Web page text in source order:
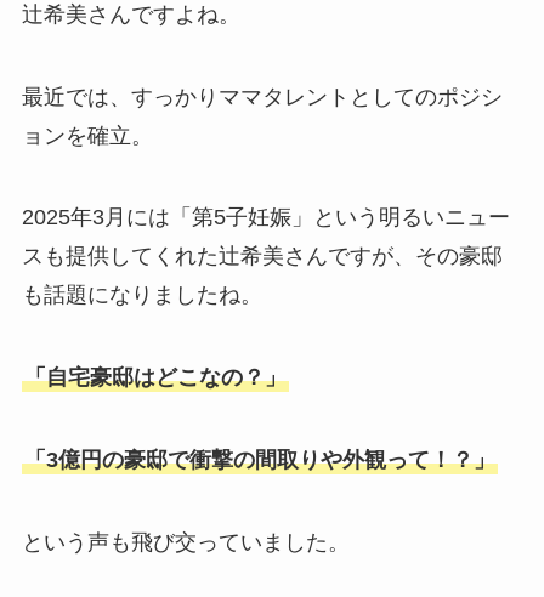
辻希美さんですよね。
最近では、すっかりママタレントとしてのポジシ
ョンを確立。
2025年3月には「第5子妊娠」という明るいニュー
スも提供してくれた辻希美さんですが、その豪邸
も話題になりましたね。
「自宅豪邸はどこなの？」
「3億円の豪邸で衝撃の間取りや外観って！？」
という声も飛び交っていました。